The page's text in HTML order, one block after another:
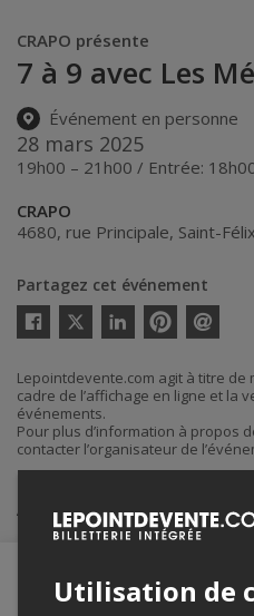
CRAPO présente
7 à 9 avec Les
Événement en personne
28 mars 2025
19h00 – 21h00 / Entrée:
CRAPO
4680, rue Principale, Saint-
Partagez cet événement
Twitter
courriel
Lepointdevente.com agit à titre
cadre de l’affichage en ligne et la
événements.
Pour plus d’information à propos
contacter l’organisateur de
Achat de billets
Utilisation de